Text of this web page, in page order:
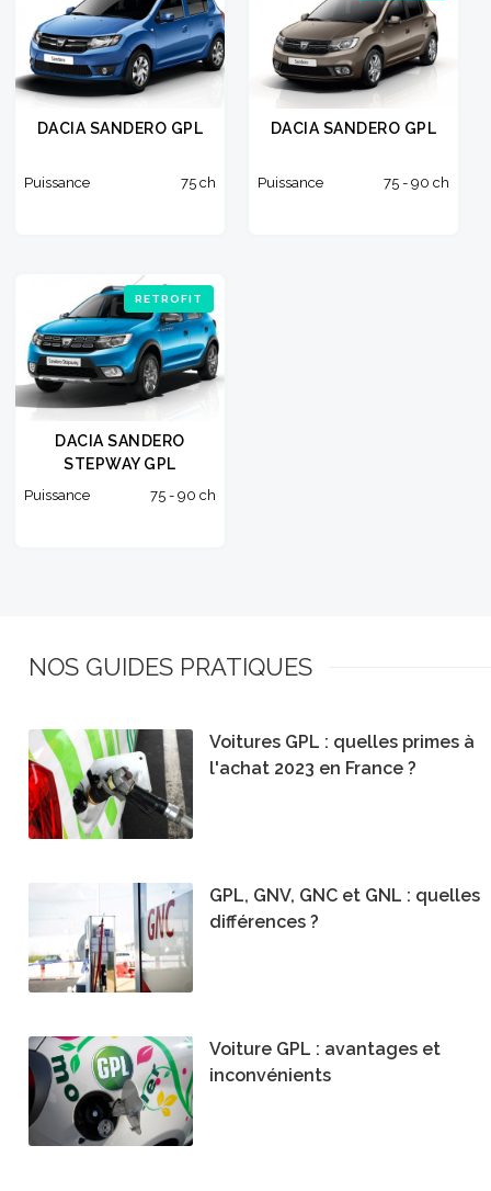
DACIA SANDERO GPL
Puissance 75 ch
DACIA SANDERO GPL
Puissance 75 - 90 ch
RETROFIT
DACIA SANDERO
STEPWAY GPL
Puissance 75 - 90 ch
NOS GUIDES PRATIQUES
Voitures GPL : quelles primes à
l'achat 2023 en France ?
GPL, GNV, GNC et GNL : quelles
différences ?
Voiture GPL : avantages et
inconvénients